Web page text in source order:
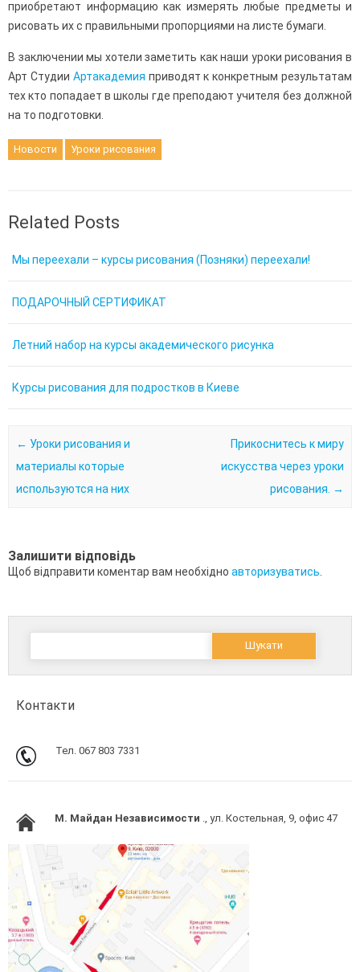
приобретают информацию как измерять любые предметы и
рисовать их с правильными пропорциями на листе бумаги.
В заключении мы хотели заметить как наши уроки рисования в
Арт Студии Артакадемия приводят к конкретным результатам
тех кто попадает в школы где преподают учителя без должной
на то подготовки.
Новости Уроки рисования
Related Posts
Мы переехали – курсы рисования (Позняки) переехали!
ПОДАРОЧНЫЙ СЕРТИФИКАТ
Летний набор на курсы академического рисунка
Курсы рисования для подростков в Киеве
Post navigation
← Уроки рисования и
материалы которые
используются на них
Прикоснитесь к миру
искусства через уроки
рисования. →
Залишити відповідь
Щоб відправити коментар вам необхідно авторизуватись
Пошук:
Контакти
Тел. 067 803 7331
M. Майдан Независимости ., ул. Костельная, 9, офис 47